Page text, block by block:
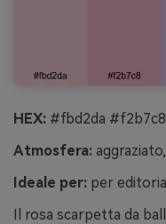
HEX: #fbd2da
Atmosfera:
Ideale per: per
Il rosa scarpetta da